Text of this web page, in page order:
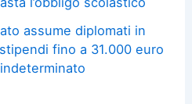
assume diplomati in
fino a 31.000 euro